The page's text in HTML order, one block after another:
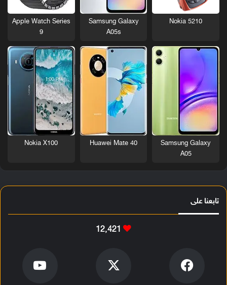
Nokia 5210
Samsung Galaxy
A05s
Apple Watch Series
9
Samsung Galaxy
A05
Huawei Mate 40
Nokia X100
تابعنا على
12٬421